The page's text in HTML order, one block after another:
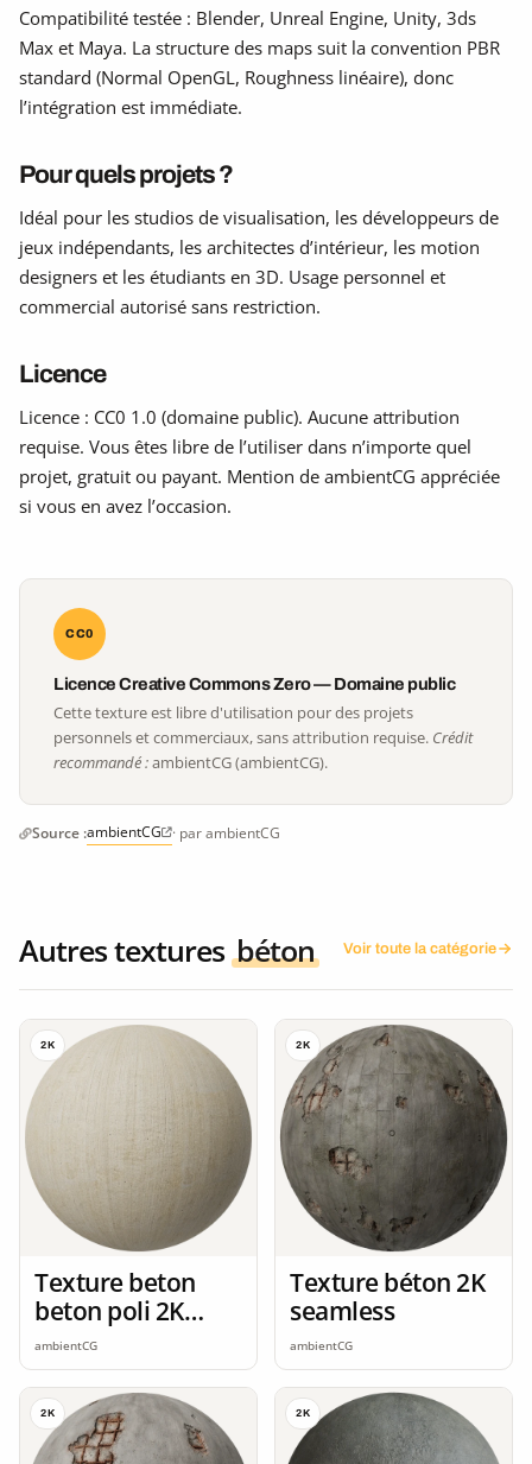
Compatibilité testée : Blender, Unreal Engine, Unity, 3ds
Max et Maya. La structure des maps suit la convention PBR
standard (Normal OpenGL, Roughness linéaire), donc
l’intégration est immédiate.
Pour quels projets ?
Idéal pour les studios de visualisation, les développeurs de
jeux indépendants, les architectes d’intérieur, les motion
designers et les étudiants en 3D. Usage personnel et
commercial autorisé sans restriction.
Licence
Licence : CC0 1.0 (domaine public). Aucune attribution
requise. Vous êtes libre de l’utiliser dans n’importe quel
projet, gratuit ou payant. Mention de ambientCG appréciée
si vous en avez l’occasion.
CC0
Licence Creative Commons Zero — Domaine public
Cette texture est libre d'utilisation pour des projets
personnels et commerciaux, sans attribution requise. Crédit
recommandé :ambientCG (ambientCG).
Source :ambientCG · par ambientCG
Autres textures béton Voir toute la catégorie
2K
Texture beton
beton poli 2K
seamless
ambientCG
2K
Texture béton 2K
seamless
ambientCG
2K 2K